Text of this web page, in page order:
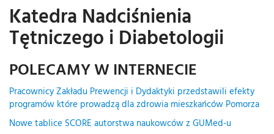
Katedra Nadciśnienia
Tętniczego i Diabetologii
POLECAMY W INTERNECIE
Pracownicy Zakładu Prewencji i Dydaktyki przedstawili efekty
programów które prowadzą dla zdrowia mieszkańców Pomorza
Nowe tablice SCORE autorstwa naukowców z GUMed-u